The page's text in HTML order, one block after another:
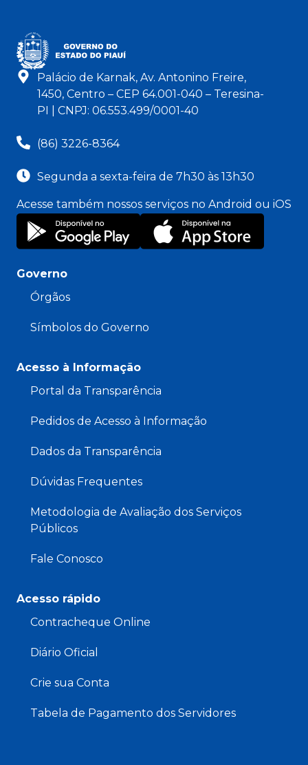
Palácio de Karnak, Av. Antonino Freire,
1450, Centro – CEP 64.001-040 – Teresina-
PI | CNPJ: 06.553.499/0001-40
(86) 3226-8364
Segunda a sexta-feira de 7h30 às 13h30
Acesse também nossos serviços no Android ou iOS
Governo
Órgãos
Símbolos do Governo
Acesso à Informação
Portal da Transparência
Pedidos de Acesso à Informação
Dados da Transparência
Dúvidas Frequentes
Metodologia de Avaliação dos Serviços
Públicos
Fale Conosco
Acesso rápido
Contracheque Online
Diário Oficial
Crie sua Conta
Tabela de Pagamento dos Servidores